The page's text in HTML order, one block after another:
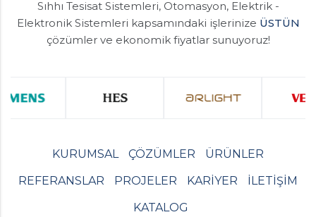
Sıhhı Tesisat Sistemleri, Otomasyon, Elektrik -
Elektronik Sistemleri kapsamındaki işlerinize ÜSTÜN
çözümler ve ekonomik fiyatlar sunuyoruz!
KURUMSAL ÇÖZÜMLER
ÜRÜNLER
REFERANSLAR
PROJELER KARİYER
İLETİŞİM
KATALOG